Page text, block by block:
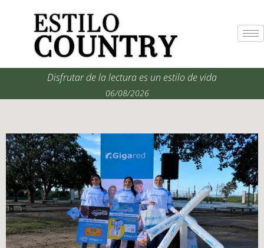
Disfrutar de la lectura es un estilo de vida
06/08/2026